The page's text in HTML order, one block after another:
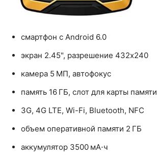
смартфон с Android 6.0
экран 2.45", разрешение 432x240
камера 5 МП, автофокус
память 16 ГБ, слот для карты памяти
3G, 4G LTE, Wi-Fi, Bluetooth, NFC
объем оперативной памяти 2 ГБ
аккумулятор 3500 мА⋅ч